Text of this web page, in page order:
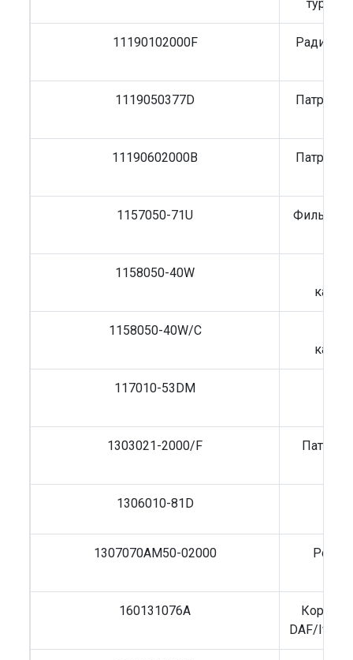
11190102000F
1119050377D
11190602000B
1157050-71U Фильтр
1158050-40W
1158050-40W/C
117010-53DM
1303021-2000/F
1306010-81D
1307070AM50-02000 Ролик
160131076A
DAF/